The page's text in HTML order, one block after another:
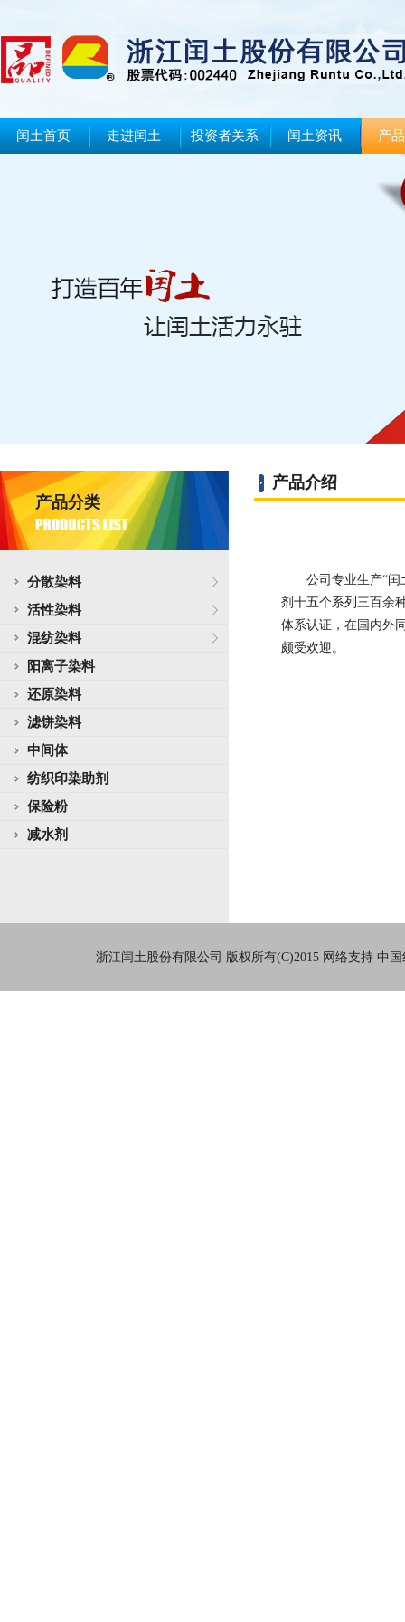
闰土首页 走进闰土 投资者关系 闰土资讯 产
产品分类
分散染料
活性染料
混纺染料
阳离子染料
还原染料
滤饼染料
中间体
纺织印染助剂
保险粉
减水剂
产品介绍
公司专业生产“闰
剂十五个系列三百余
体系认证，在国内外
颇受欢迎。
浙江闰土股份有限公司 版权所有(C)2015 网络支持 中